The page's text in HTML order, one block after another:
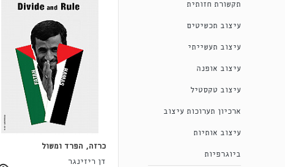
תקשורת חזותית
עיצוב תכשיטים
עיצוב תעשייתי
עיצוב אופנה
עיצוב טקסטיל
ארכיון תערוכות עיצוב
עיצוב אותיות
ביוגרפיות
כרזה, הפרד ומשול
דן ריזינגר